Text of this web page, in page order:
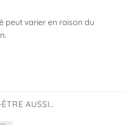
peut varier en raison du
AUSSI…